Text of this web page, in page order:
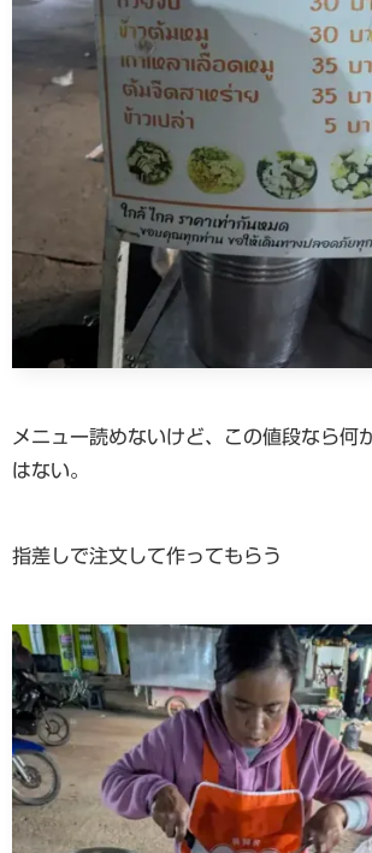
メニュー読めないけど、この値段なら何
はない。
指差しで注文して作ってもらう